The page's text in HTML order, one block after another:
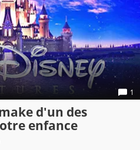
1
d'un des
enfance